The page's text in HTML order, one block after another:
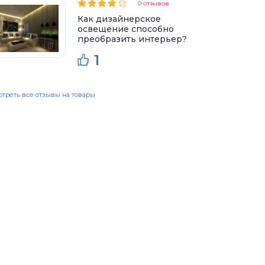
0 отзывов
Как дизайнерское
освещение способно
преобразить интерьер?
1
все отзывы на товары